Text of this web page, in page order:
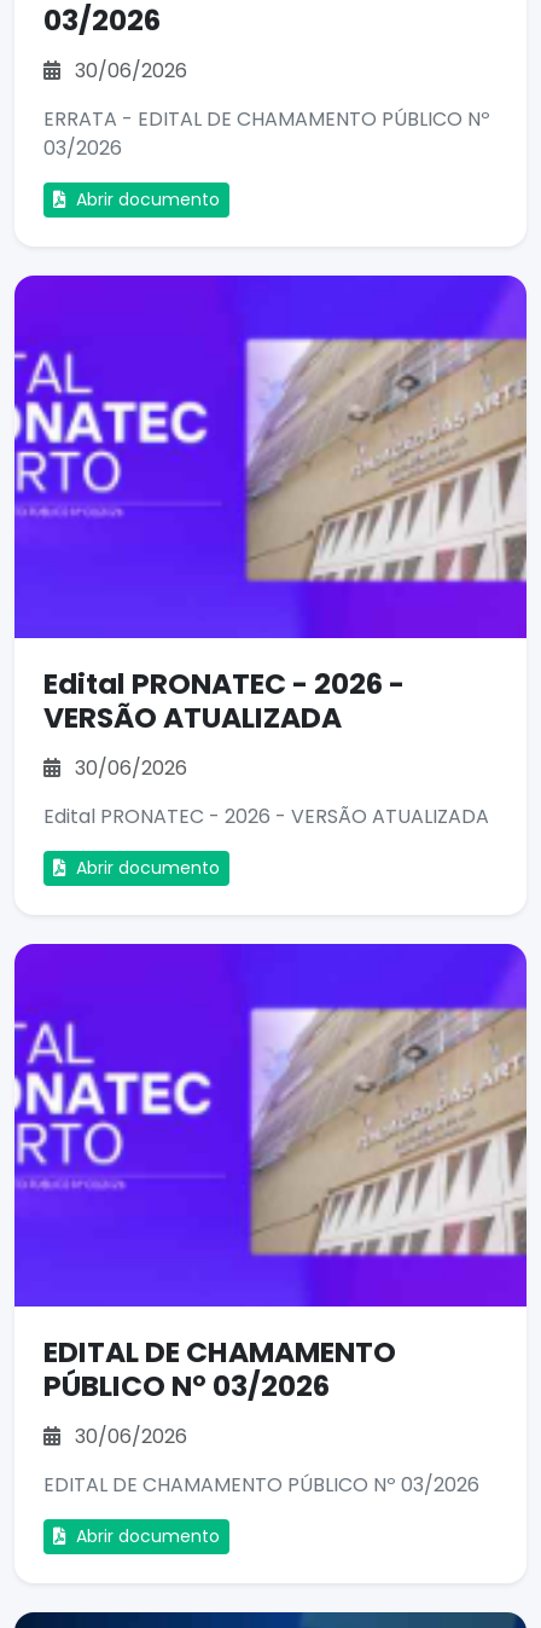
03/2026
30/06/2026
ERRATA - EDITAL DE CHAMAMENTO PÚBLICO Nº
03/2026
Abrir documento
Edital PRONATEC - 2026 -
VERSÃO ATUALIZADA
30/06/2026
Edital PRONATEC - 2026 - VERSÃO ATUALIZADA
Abrir documento
EDITAL DE CHAMAMENTO
PÚBLICO Nº 03/2026
30/06/2026
EDITAL DE CHAMAMENTO PÚBLICO Nº 03/2026
Abrir documento